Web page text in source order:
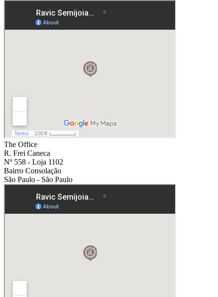
The Office
R. Frei Caneca
Nº 558 - Loja 1102
Bairro Consolação
São Paulo - São Paulo